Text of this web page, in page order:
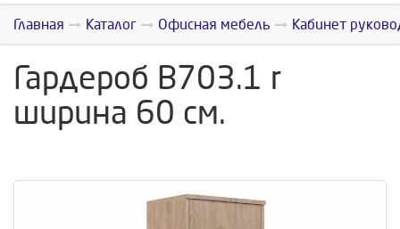
Главная Каталог Офисная мебель Кабинет
Гардероб В703.1 r
ширина 60 см.